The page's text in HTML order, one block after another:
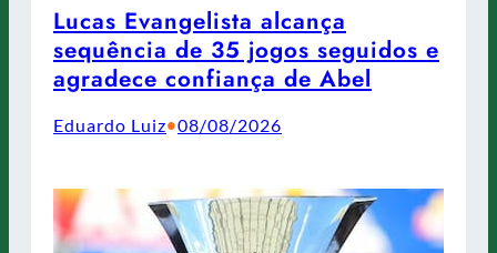
Lucas Evangelista alcança
sequência de 35 jogos seguidos e
agradece confiança de Abel
Eduardo Luiz•08/08/2026